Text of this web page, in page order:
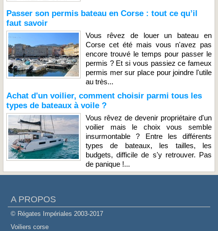
Passer son permis bateau en Corse : tout ce qu’il
faut savoir
Vous rêvez de louer un bateau en
Corse cet été mais vous n'avez pas
encore trouvé le temps pour passer le
permis ? Et si vous passiez ce fameux
permis mer sur place pour joindre l'utile
au très...
Achat d'un voilier, comment choisir parmi tous les
types de bateaux à voile ?
Vous rêvez de devenir propriétaire d'un
voilier mais le choix vous semble
insurmontable ? Entre les différents
types de bateaux, les tailles, les
budgets, difficile de s'y retrouver. Pas
de panique !...
A PROPOS
© Régates Impériales 2003-2017
Voiliers corse